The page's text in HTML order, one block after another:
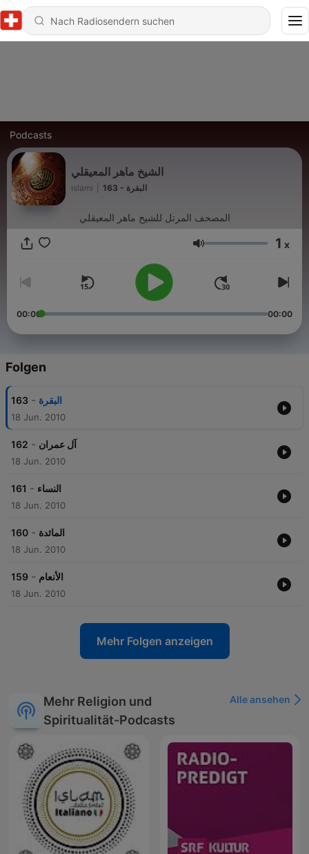
Podcasts
الشيخ ماهر المعيقلي
islami 163 - البقرة
المصحف المرتل للشيخ ماهر المعيقلي
Lautstärke 1 x
00:00 00:00
Folgen
163 - البقرة
18 Jun. 2010
162 - آل عمران
18 Jun. 2010
161 - النساء
18 Jun. 2010
160 - المائدة
18 Jun. 2010
159 - الأنعام
18 Jun. 2010
Mehr Folgen anzeigen
Mehr Religion und
Spiritualität-Podcasts
Alle ansehen